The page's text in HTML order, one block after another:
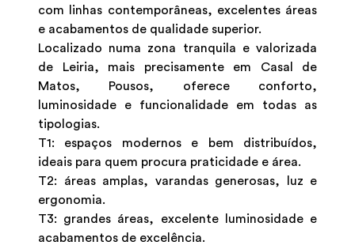
com linhas contemporâneas, excelentes áreas
e acabamentos de qualidade superior.
Localizado numa zona tranquila e valorizada
de Leiria, mais precisamente em Casal de
Matos, Pousos, oferece conforto,
luminosidade e funcionalidade em todas as
tipologias.
T1: espaços modernos e bem distribuídos,
ideais para quem procura praticidade e área.
T2: áreas amplas, varandas generosas, luz e
ergonomia.
T3: grandes áreas, excelente luminosidade e
acabamentos de excelência.